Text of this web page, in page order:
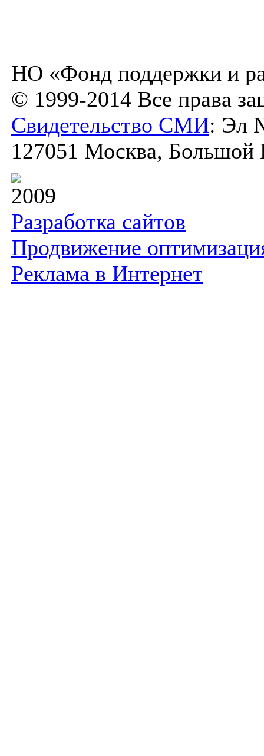
НО «Фонд поддержки и
© 1999-2014 Все права
Свидетельство СМИ: Эл
127051 Москва, Большой
2009
Разработка сайтов
Продвижение
Реклама в Интернет